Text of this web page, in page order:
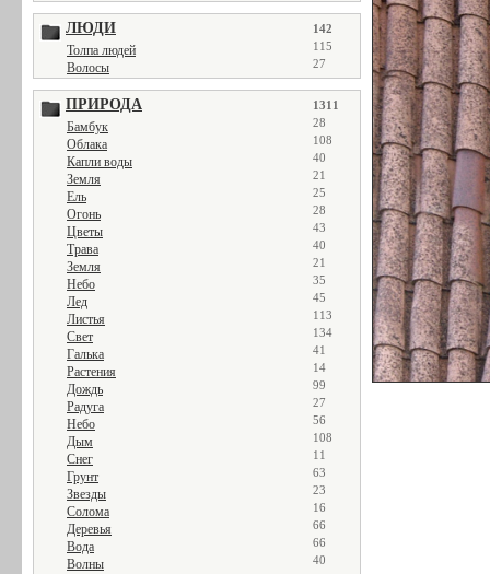
ЛЮДИ 142
Толпа людей 115
Волосы 27
ПРИРОДА 1311
Бамбук 28
Облака 108
Капли воды 40
Земля 21
Ель 25
Огонь 28
Цветы 43
Трава 40
Земля 21
Небо 35
Лед 45
Листья 113
Свет 134
Галька 41
Растения 14
Дождь 99
Радуга 27
Небо 56
Дым 108
Снег 11
Грунт 63
Звезды 23
Солома 16
Деревья 66
Вода 66
Волны 40